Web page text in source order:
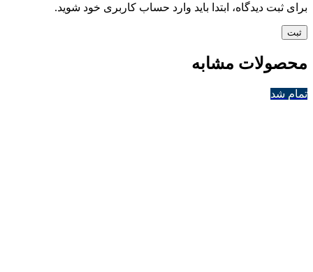
برای ثبت دیدگاه، ابتدا باید وارد حساب کاربری خود شوید.
محصولات مشابه
تمام شد